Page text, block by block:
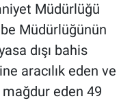
Müdürlüğü
Müdürlüğünün
dışı bahis
aracılık eden ve
eden 49